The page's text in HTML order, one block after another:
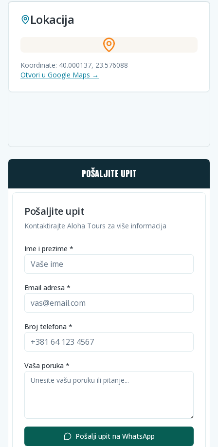
Lokacija
Koordinate: 40.000137, 23.576088
Otvori u Google Maps →
POŠALJITE UPIT
Pošaljite upit
Kontaktirajte Aloha Tours za više informacija
Ime i prezime *
Email adresa *
Broj telefona *
Vaša poruka *
Pošalji upit na WhatsApp